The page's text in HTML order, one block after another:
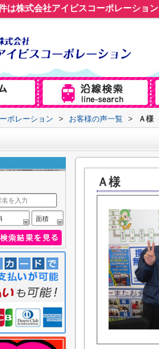
は株式会社アイビスコーポレーション
ポレーション > お客様の声一覧 > Ａ様
Ａ様
面積